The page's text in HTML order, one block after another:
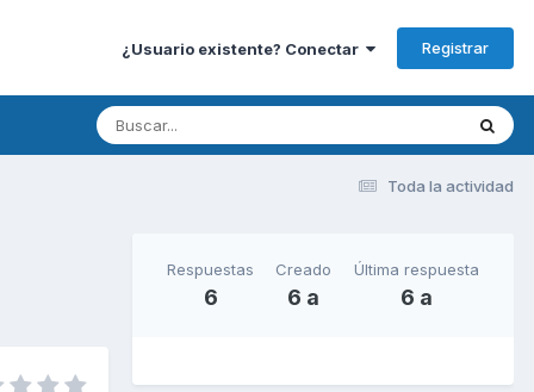
¿Usuario existente? Conectar Registrar
Toda la actividad
Respuestas
6
Creado
6 a
Última respuesta
6 a